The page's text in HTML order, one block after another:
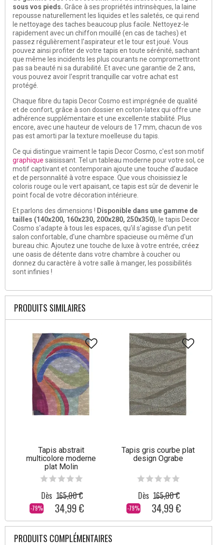
sous vos pieds. Grâce à ses propriétés intrinsèques, la laine
repousse naturellement les liquides et les saletés, ce qui rend
le nettoyage des taches beaucoup plus facile. Nettoyez-le
rapidement avec un chiffon mouillé (en cas de taches) et
passez régulièrement l'aspirateur et le tour est joué. Vous
pouvez ainsi profiter de votre tapis en toute sérénité, sachant
que même les incidents les plus courants ne compromettront
pas sa beauté ni sa durabilité. Et avec une garantie de 2 ans,
vous pouvez avoir l'esprit tranquille car votre achat est
protégé.
Chaque fibre du tapis Decor Cosmo est imprégnée de qualité
et de confort, grâce à son dossier en coton-latex qui offre une
adhérence supplémentaire et une excellente stabilité. Plus
encore, avec une hauteur de velours de 17 mm, chacun de vos
pas est amorti par la texture moelleuse du tapis.
Ce qui distingue vraiment le tapis Decor Cosmo, c'est son motif
graphique saisissant. Tel un tableau moderne pour votre sol, ce
motif captivant et contemporain ajoute une touche d'audace
et de personnalité à votre espace. Que vous choisissiez le
coloris rouge ou le vert apaisant, ce tapis est sûr de devenir le
point focal de votre décoration intérieure.
Et parlons des dimensions ! Disponible dans une gamme de
tailles (140x200, 160x230, 200x280, 250x350), le tapis Decor
Cosmo s'adapte à tous les espaces, qu'il s'agisse d'un petit
salon confortable, d'une chambre spacieuse ou même d'un
bureau chic. Ajoutez une touche de luxe à votre entrée, créez
une oasis de détente dans votre chambre à coucher ou
donnez du caractère à votre salle à manger, les possibilités
sont infinies !
PRODUITS SIMILAIRES
Tapis abstrait
multicolore moderne
plat Molin
-79%
Dès 165,00 €
34,99 €
Tapis gris courbe plat
design Ograbe
-79%
Dès 165,00 €
34,99 €
PRODUITS COMPLÉMENTAIRES